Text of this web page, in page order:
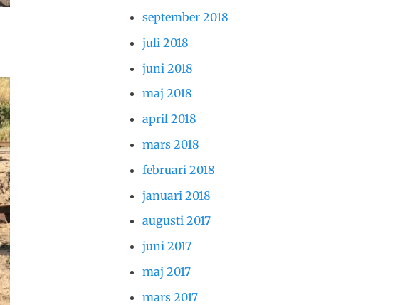
september 2018
juli 2018
juni 2018
maj 2018
april 2018
mars 2018
februari 2018
januari 2018
augusti 2017
juni 2017
maj 2017
mars 2017